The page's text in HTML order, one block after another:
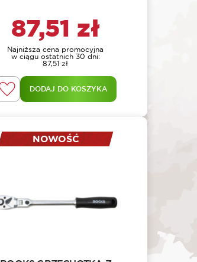
87,51 zł
Najniższa cena promocyjna
w ciągu ostatnich 30 dni:
87,51zł
DODAJ DO KOSZYKA
NOWOŚĆ